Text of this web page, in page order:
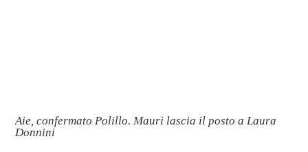
Aie, confermato Polillo. Mauri lascia il posto a Laura
Donnini